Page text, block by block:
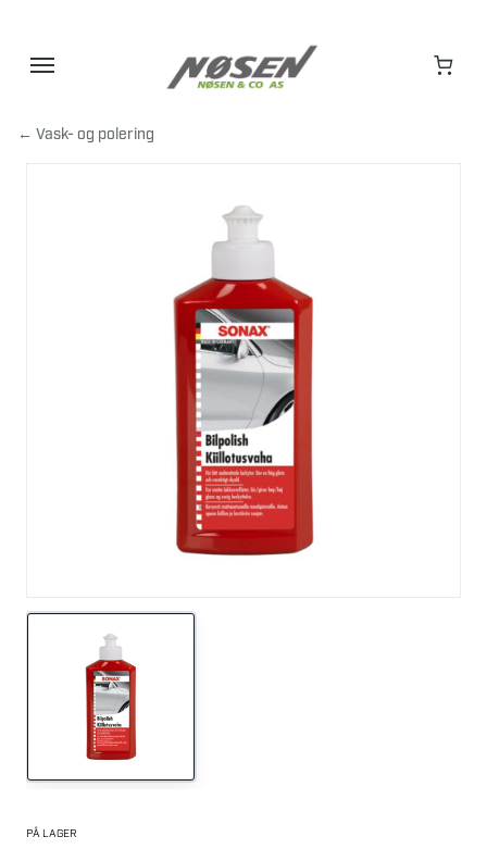
← Vask- og polering
PÅ LAGER